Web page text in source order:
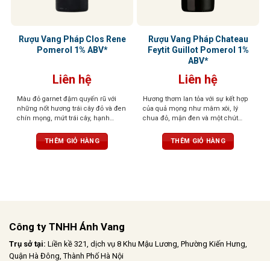
Rượu Vang Pháp Clos Rene
Pomerol 1% ABV*
Liên hệ
Màu đỏ garnet đậm quyến rũ với
những nốt hương trái cây đỏ và đen
chín mọng, mứt trái cây, hạnh
cân đối, hậu vị kéo dài, và tannin
mềm mại, đem đến một trải
THÊM GIỎ HÀNG
Rượu Vang Pháp Chateau
Feytit Guillot Pomerol 1%
ABV*
Liên hệ
Hương thơm lan tỏa với sự kết hợp
của quả mọng như mâm xôi, lý
chua đỏ, mận đen và một chút
nhẹ. Mượt mà, tròn trịa với tannin
mềm mại, hậu vị kéo dài tinh tế
THÊM GIỎ HÀNG
Công ty TNHH Ánh Vang
Trụ sở tại: Liền kề 321, dịch vụ 8 Khu Mậu Lương, Phường Kiến Hưng,
Quận Hà Đông, Thành Phố Hà Nội